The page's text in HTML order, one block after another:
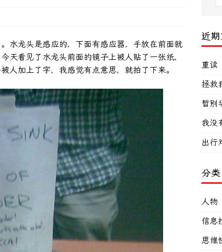
水龙头是感应的，下面有感应器，手放在前面就
天看见了水龙头前面的镜子上被人贴了一张纸，
人加上了字，我感觉有点意思，就拍了下来。
近
重读
拯救
暂别
我没
出行
分类
人物
信息
思维